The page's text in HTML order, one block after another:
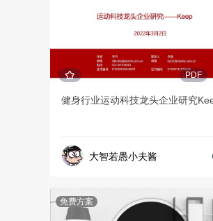
PDF
大智若愚小夫酱
免费方案